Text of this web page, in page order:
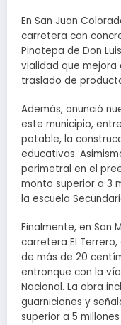
En San Juan
carretera con
Pinotepa de Don
vialidad que
traslado de
Además, anunció
este municipio,
potable, la
educativas.
perimetral en el
monto superior a 3
la escuela
Finalmente, en San
carretera El
de más de 20
entronque con la
Nacional. La obra
guarniciones y
superior a 5